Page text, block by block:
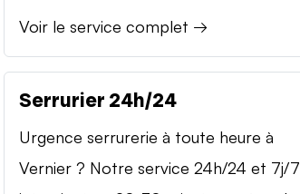
Voir le service complet →
Serrurier 24h/24
Urgence serrurerie à toute heure à
Vernier ? Notre service 24h/24 et 7j/7